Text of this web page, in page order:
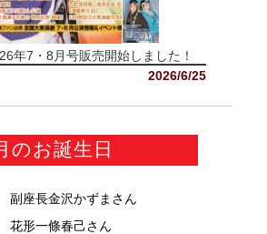
年7・8月号販売開始しました！
2026/6/25
のお誕生日
副座長金沢かずま さん
花形一條春己さん